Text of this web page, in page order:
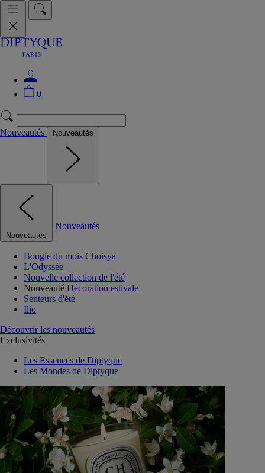
0
Nouveautés Nouveautés
Nouveautés
Nouveautés
Bougie du mois Choisya
L'Odyssée
Nouvelle collection de l'été
Nouveauté Décoration estivale
Senteurs d'été
Ilio
Découvrir les nouveautés
Exclusivités
Les Essences de Diptyque
Les Mondes de Diptyque